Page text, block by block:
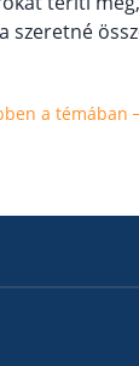
szeretné
a témában